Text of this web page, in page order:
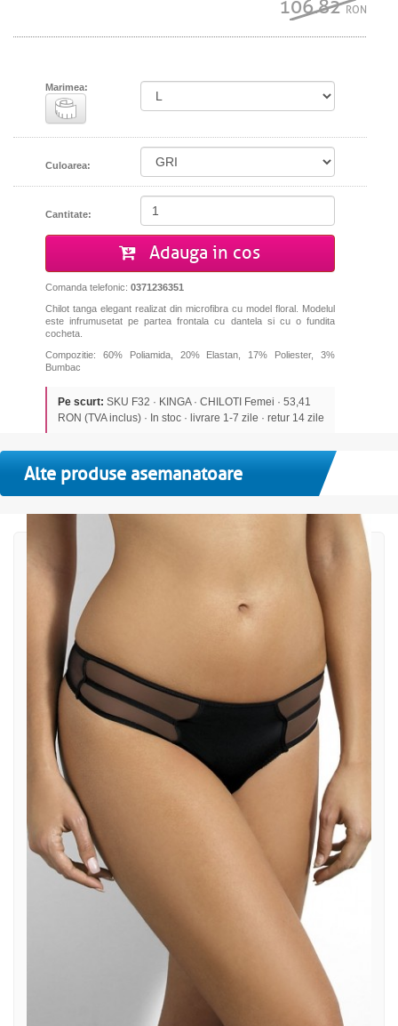
106.82RON
Marimea:
Culoarea:
Cantitate:
Adauga in cos
Comanda telefonic: 0371236351
Chilot tanga elegant realizat din microfibra cu model floral. Modelul
este infrumusetat pe partea frontala cu dantela si cu o fundita
cocheta.
Compozitie: 60% Poliamida, 20% Elastan, 17% Poliester, 3%
Bumbac
Pe scurt: SKU F32 · KINGA · CHILOTI Femei · 53,41
RON (TVA inclus) · In stoc · livrare 1-7 zile · retur 14 zile
Alte produse asemanatoare